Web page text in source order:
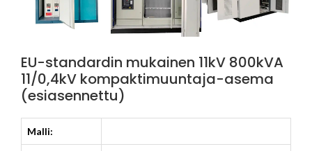
EU-standardin mukainen 11kV 800kVA
11/0,4kV kompaktimuuntaja-asema
(esiasennettu)
Malli: